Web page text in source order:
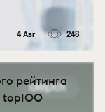
4 Авг 248
рейтинга
top100